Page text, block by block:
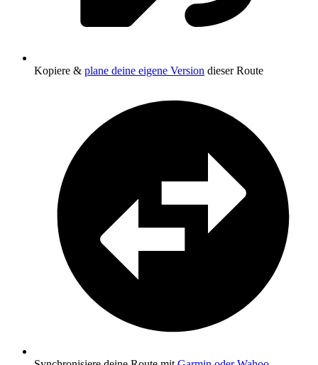
Kopiere & plane deine eigene Version dieser Route